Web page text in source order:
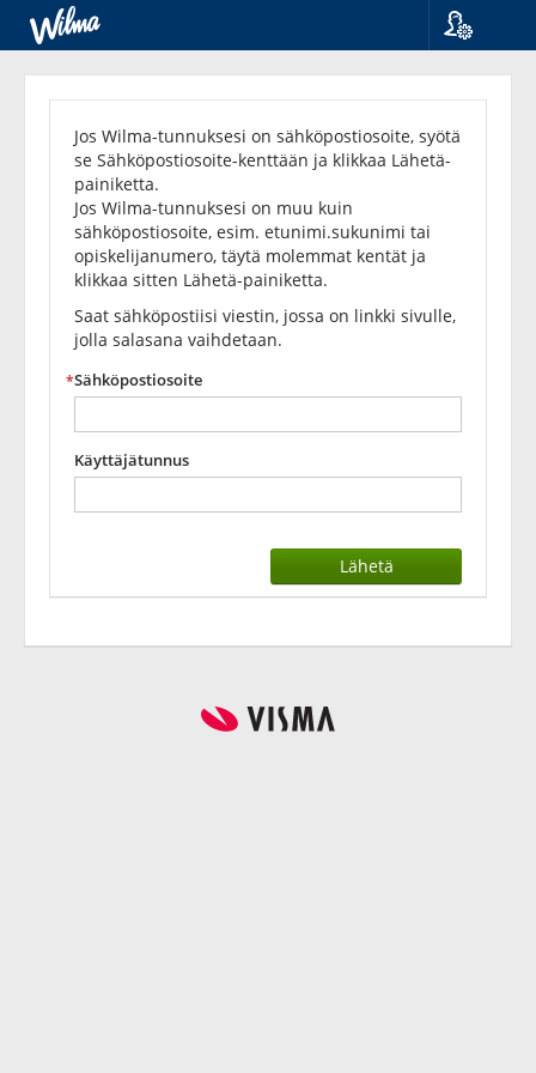
English
Unohditko
salasanasi?
Jos Wilma-tunnuksesi on sähköpostiosoite, syötä
se Sähköpostiosoite-kenttään ja klikkaa Lähetä-
painiketta.
Jos Wilma-tunnuksesi on muu kuin
sähköpostiosoite, esim. etunimi.sukunimi tai
opiskelijanumero, täytä molemmat kentät ja
klikkaa sitten Lähetä-painiketta.
Saat sähköpostiisi viestin, jossa on linkki sivulle,
jolla salasana vaihdetaan.
Sähköpostiosoite
Käyttäjätunnus